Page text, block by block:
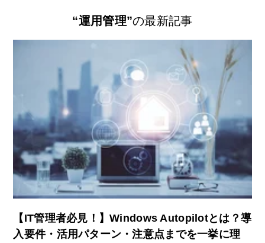
“運用管理”の最新記事
【IT管理者必見！】Windows Autopilotとは？導
入要件・活用パターン・注意点までを一挙に理